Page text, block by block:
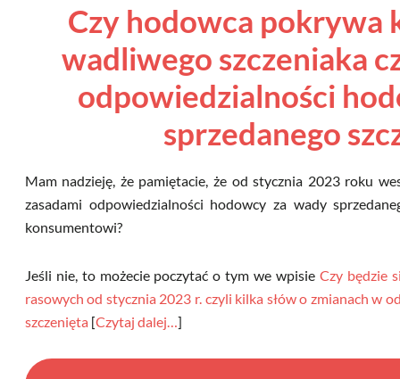
Czy hodowca pokrywa
wadliwego szczeniaka
odpowiedzialności
sprzedanego
Mam nadzieję, że pamiętacie, że od stycznia 2023 roku
zasadami odpowiedzialności hodowcy za wady
konsumentowi?
Jeśli nie, to możecie poczytać o tym we wpisie Czy będzie
rasowych od stycznia 2023 r. czyli kilka słów o zmianach w
szczenięta [Czytaj dalej…]